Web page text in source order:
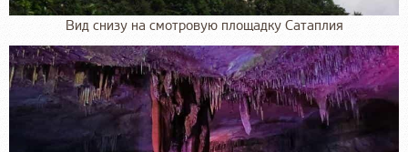
Вид снизу на смотровую площадку Сатаплия